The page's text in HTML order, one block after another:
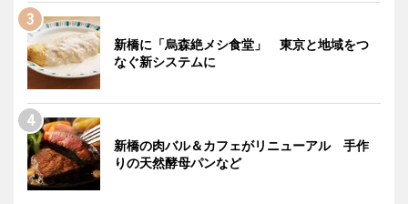
新橋に「烏森絶メシ食堂」 東京と地域をつ
なぐ新システムに
新橋の肉バル＆カフェがリニューアル 手作
りの天然酵母パンなど